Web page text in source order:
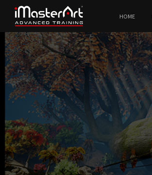
HOME